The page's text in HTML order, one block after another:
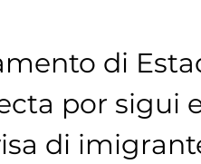
di
por sigui
di